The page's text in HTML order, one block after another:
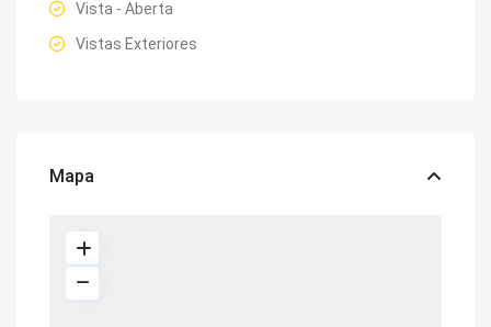
Vista - Aberta
Vistas Exteriores
Mapa